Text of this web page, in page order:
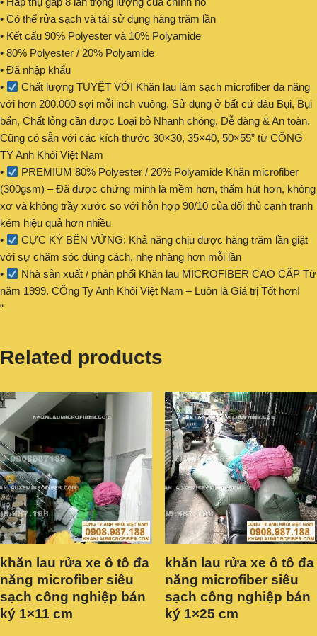
• Có thể rửa sạch và tái sử dụng hàng trăm lần
• Kết cấu 90% Polyester và 10% Polyamide
• 80% Polyester / 20% Polyamide
• Đã nhập khẩu
•
Chất lượng TUYỆT VỜI Khăn lau làm sạch microfiber đa năng
với hơn 200.000 sợi mỗi inch vuông. Sử dụng ở bất cứ đâu Bụi, Bụi
bẩn, Chất lỏng cần được Loại bỏ Nhanh chóng, Dễ dàng & An toàn.
Cũng có sẵn với các kích thước 30×30, 35×40, 50×55” từ CÔNG
TY Anh Khôi Việt Nam
•
PREMIUM 80% Polyester / 20% Polyamide Khăn microfiber
(300gsm) – Đã được chứng minh là mềm hơn, thấm hút hơn, không
xơ và không trầy xước so với hỗn hợp 90/10 của đối thủ cạnh tranh
kém hiệu quả hơn nhiều
•
CỰC KỲ BỀN VỮNG: Khả năng chịu được hàng trăm lần giặt
với sự chăm sóc đúng cách, nhẹ nhàng hơn mỗi lần
•
Nhà sản xuất / phân phối Khăn lau MICROFIBER CAO CẤP Từ
năm 1999. CÔng Ty Anh Khôi Việt Nam – Luôn là Giá trị Tốt hơn!
“
Related products
khăn lau rửa xe ô tô đa
năng microfiber siêu
sạch công nghiệp bán
ký 1×11 cm
khăn lau rửa xe ô tô đa
năng microfiber siêu
sạch công nghiệp bán
ký 1×25 cm